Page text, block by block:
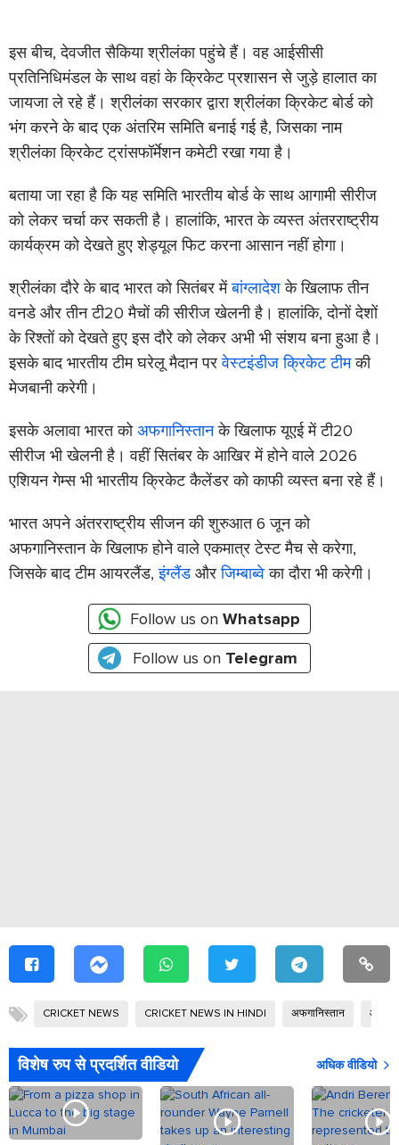
इस बीच, देवजीत सैकिया श्रीलंका पहुंचे हैं। वह आईसीसी
प्रतिनिधिमंडल के साथ वहां के क्रिकेट प्रशासन से जुड़े हालात का
जायजा ले रहे हैं। श्रीलंका सरकार द्वारा श्रीलंका क्रिकेट बोर्ड को
भंग करने के बाद एक अंतरिम समिति बनाई गई है, जिसका नाम
श्रीलंका क्रिकेट ट्रांसफॉर्मेशन कमेटी रखा गया है।
बताया जा रहा है कि यह समिति भारतीय बोर्ड के साथ आगामी सीरीज
को लेकर चर्चा कर सकती है। हालांकि, भारत के व्यस्त अंतरराष्ट्रीय
कार्यक्रम को देखते हुए शेड्यूल फिट करना आसान नहीं होगा।
श्रीलंका दौरे के बाद भारत को सितंबर मेंबांग्लादेशके खिलाफ तीन
वनडे और तीन टी20 मैचों की सीरीज खेलनी है। हालांकि, दोनों देशों
के रिश्तों को देखते हुए इस दौरे को लेकर अभी भी संशय बना हुआ है।
इसके बाद भारतीय टीम घरेलू मैदान परवेस्टइंडीज क्रिकेट टीमकी
मेजबानी करेगी।
इसके अलावा भारत कोअफगानिस्तानके खिलाफ यूएई में टी20
सीरीज भी खेलनी है। वहीं सितंबर के आखिर में होने वाले 2026
एशियन गेम्स भी भारतीय क्रिकेट कैलेंडर को काफी व्यस्त बना रहे हैं।
भारत अपने अंतरराष्ट्रीय सीजन की शुरुआत 6 जून को
अफगानिस्तान के खिलाफ होने वाले एकमात्र टेस्ट मैच से करेगा,
जिसके बाद टीम आयरलैंड,इंग्लैंडऔरजिम्बाब्वेका दौरा भी करेगी।
Follow us on Whatsapp
Follow us on Telegram
CRICKET NEWS CRICKET NEWS IN HINDI अफगानिस्तान
विशेष रुप से प्रदर्शित वीडियो अधिक वीडियो